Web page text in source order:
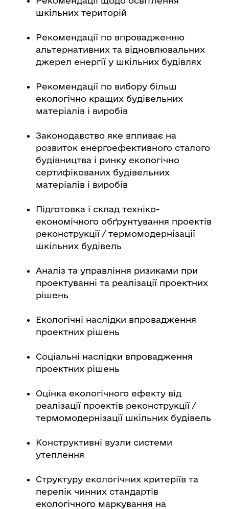
шкільних територій
Рекомендації по впровадженню
альтернативних та відновлювальних
джерел енергії у шкільних будівлях
Рекомендації по вибору більш
екологічно кращих будівельних
матеріалів і виробів
Законодавство яке впливає на
розвиток енергоефективного сталого
будівництва і ринку екологічно
сертифікованих будівельних
матеріалів і виробів
Підготовка і склад техніко-
економічного обґрунтування проектів
реконструкції / термомодернізації
шкільних будівель
Аналіз та управління ризиками при
проектуванні та реалізації проектних
рішень
Екологічні наслідки впровадження
проектних рішень
Соціальні наслідки впровадження
проектних рішень
Оцінка екологічного ефекту від
реалізації проектів реконструкції /
термомодернізації шкільних будівель
Конструктивні вузли системи
утеплення
Структуру екологічних критеріїв та
перелік чинних стандартів
екологічного маркування на